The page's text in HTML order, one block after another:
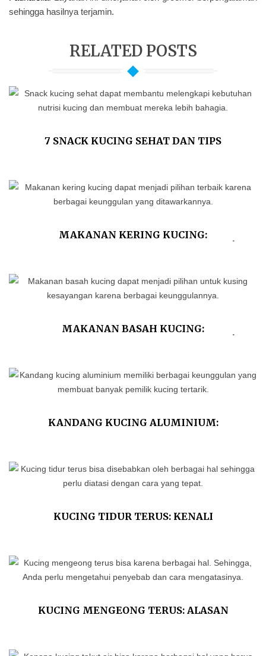
sehingga hasilnya terjamin.
RELATED POSTS
7 SNACK KUCING SEHAT DAN TIPS
MAKANAN KERING KUCING:
MAKANAN BASAH KUCING:
KANDANG KUCING ALUMINIUM:
KUCING TIDUR TERUS: KENALI
KUCING MENGEONG TERUS: ALASAN